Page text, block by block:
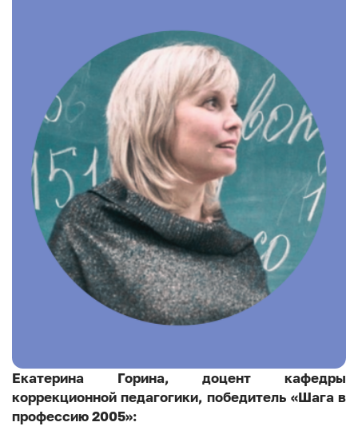
Екатерина Горина, доцент кафедры
коррекционной педагогики, победитель «Шага в
профессию 2005»: